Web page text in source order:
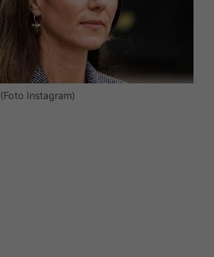
Instagram)